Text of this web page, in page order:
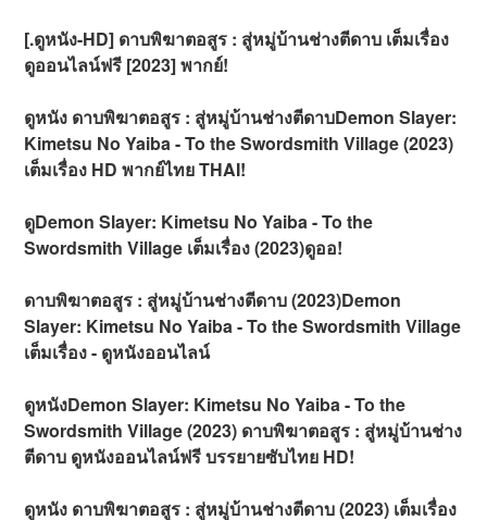
[.ดูหนัง-HD] ดาบพิฆาตอสูร : สู่หมู่บ้านช่างตีดาบ เต็มเรื่อง
ดูออนไลน์ฟรี [2023] พากย์!
ดูหนัง ดาบพิฆาตอสูร : สู่หมู่บ้านช่างตีดาบDemon Slayer:
Kimetsu No Yaiba - To the Swordsmith Village (2023)
เต็มเรื่อง HD พากย์ไทย THAI!
ดูDemon Slayer: Kimetsu No Yaiba - To the
Swordsmith Village เต็มเรื่อง (2023)ดูออ!
ดาบพิฆาตอสูร : สู่หมู่บ้านช่างตีดาบ (2023)Demon
Slayer: Kimetsu No Yaiba - To the Swordsmith Village
เต็มเรื่อง - ดูหนังออนไลน์
ดูหนังDemon Slayer: Kimetsu No Yaiba - To the
Swordsmith Village (2023) ดาบพิฆาตอสูร : สู่หมู่บ้านช่าง
ตีดาบ ดูหนังออนไลน์ฟรี บรรยายซับไทย HD!
ดูหนัง ดาบพิฆาตอสูร : สู่หมู่บ้านช่างตีดาบ (2023) เต็มเรื่อง